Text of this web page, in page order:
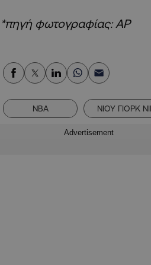
*πηγή φωτογραφίας: AP
NBA ΝΙΟΥ ΓΙΟΡΚ
Advertisement